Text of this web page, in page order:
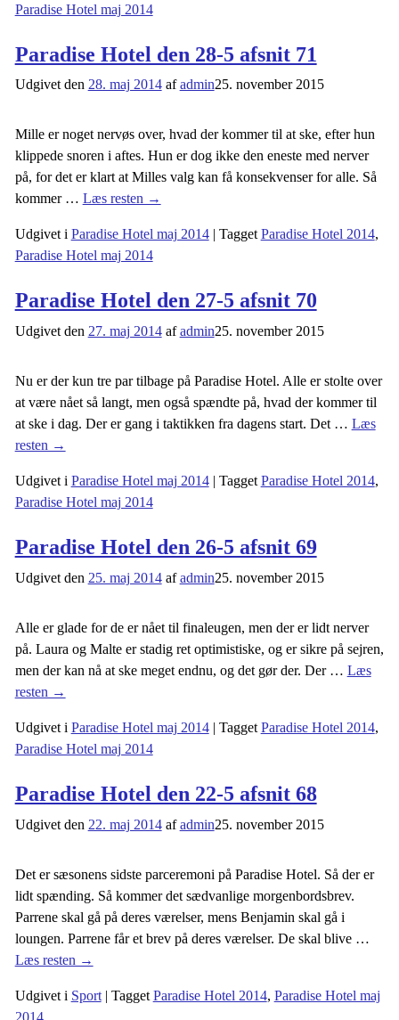
Paradise Hotel maj 2014
Paradise Hotel den 28-5 afsnit 71
Udgivet den 28. maj 2014 afadmin25. november 2015
Mille er noget nervøs over, hvad der kommer til at ske, efter hun
klippede snoren i aftes. Hun er dog ikke den eneste med nerver
på, for det er klart at Milles valg kan få konsekvenser for alle. Så
kommer … Læs resten →
Udgivet i Paradise Hotel maj 2014| Tagget Paradise Hotel 2014,
Paradise Hotel maj 2014
Paradise Hotel den 27-5 afsnit 70
Udgivet den 27. maj 2014 afadmin25. november 2015
Nu er der kun tre par tilbage på Paradise Hotel. Alle er stolte over
at være nået så langt, men også spændte på, hvad der kommer til
at ske i dag. Der er gang i taktikken fra dagens start. Det … Læs
resten →
Udgivet i Paradise Hotel maj 2014| Tagget Paradise Hotel 2014,
Paradise Hotel maj 2014
Paradise Hotel den 26-5 afsnit 69
Udgivet den 25. maj 2014 afadmin25. november 2015
Alle er glade for de er nået til finaleugen, men der er lidt nerver
på. Laura og Malte er stadig ret optimistiske, og er sikre på sejren,
men der kan nå at ske meget endnu, og det gør der. Der … Læs
resten →
Udgivet i Paradise Hotel maj 2014| Tagget Paradise Hotel 2014,
Paradise Hotel maj 2014
Paradise Hotel den 22-5 afsnit 68
Udgivet den 22. maj 2014 afadmin25. november 2015
Det er sæsonens sidste parceremoni på Paradise Hotel. Så der er
lidt spænding. Så kommer det sædvanlige morgenbordsbrev.
Parrene skal gå på deres værelser, mens Benjamin skal gå i
loungen. Parrene får et brev på deres værelser. De skal blive …
Læs resten →
Udgivet i Sport| Tagget Paradise Hotel 2014, Paradise Hotel maj
2014